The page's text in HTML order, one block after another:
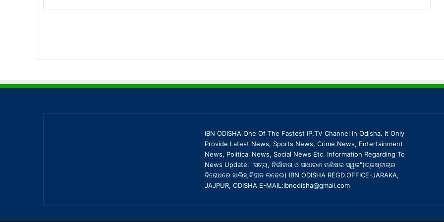
IBN ODISHA One Of The Fastest IP.TV Channel In Odisha. It Only
Provide Latest News, Sports News, Crime News, Entertainment
News, Political News, Social News Etc. Information Regarding To
News Update. "ସତ୍ୟ, ନିର୍ଭୀକତା ଓ ସାଧାରଣ ମଣିଷର ସ୍ୱର"(ଭ୍ରଷ୍ଟାଚାର
ବିରୋଧରେ ସାଲିସ୍ ବିହୀନ ଲଢେଇ) IBN ODISHA REGD.OFFICE-JARAKA,
JAJPUR, ODISHA E-MAIL:ibnodisha@gmail.com